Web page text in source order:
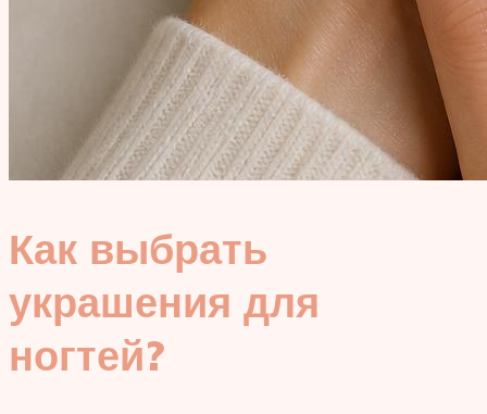
Как выбрать
украшения для
ногтей?